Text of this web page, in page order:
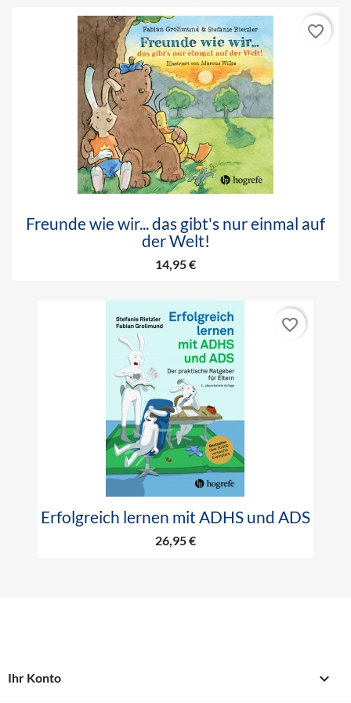
Freunde wie wir... das gibt's nur einmal auf
der Welt!
14,95 €
favorite_border
Erfolgreich lernen mit ADHS und ADS
26,95 €
favorite_border
Ihr Konto 